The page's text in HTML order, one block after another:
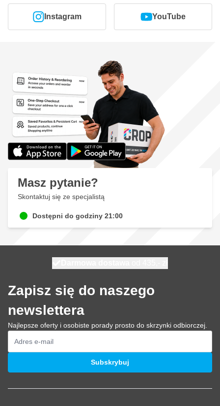
Instagram YouTube
Masz pytanie?
Skontaktuj się ze specjalistą
Dostępni do godziny 21:00
Zapisz się do naszego
newslettera
Najlepsze oferty i osobiste porady prosto do skrzynki odbiorczej.
Adres e-mail
Subskrybuj